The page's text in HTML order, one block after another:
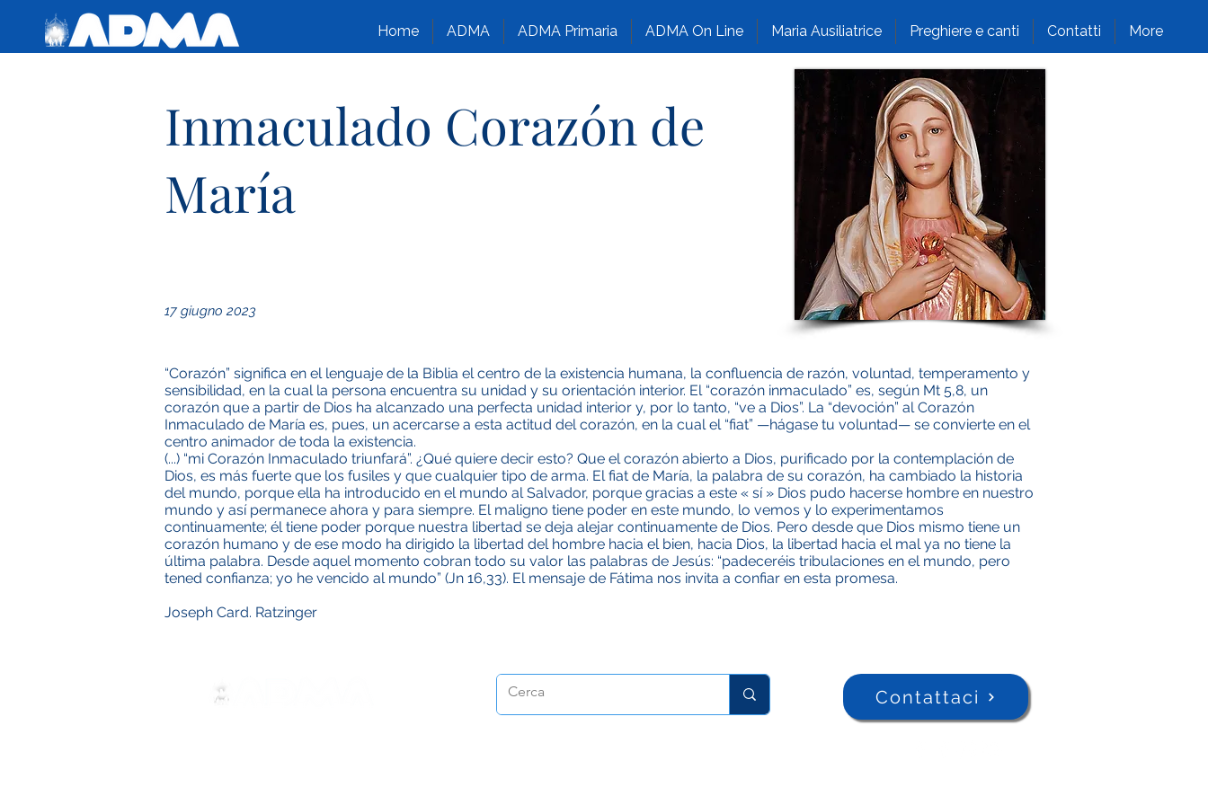
Home ADMA ADMA Primaria ADMA On Line Maria Ausiliatrice Preghiere e canti Contatti More
Inmaculado Corazón de
María
17 giugno 2023
“Corazón” significa en el lenguaje de la Biblia el centro de la existencia humana, la confluencia de razón, voluntad, temperamento y
sensibilidad, en la cual la persona encuentra su unidad y su orientación interior. El “corazón inmaculado” es, según Mt 5,8, un
corazón que a partir de Dios ha alcanzado una perfecta unidad interior y, por lo tanto, “ve a Dios”. La “devoción” al Corazón
Inmaculado de María es, pues, un acercarse a esta actitud del corazón, en la cual el “fiat” —hágase tu voluntad— se convierte en el
centro animador de toda la existencia.
(...) “mi Corazón Inmaculado triunfará”. ¿Qué quiere decir esto? Que el corazón abierto a Dios, purificado por la contemplación de
Dios, es más fuerte que los fusiles y que cualquier tipo de arma. El fiat de María, la palabra de su corazón, ha cambiado la historia
del mundo, porque ella ha introducido en el mundo al Salvador, porque gracias a este « sí » Dios pudo hacerse hombre en nuestro
mundo y así permanece ahora y para siempre. El maligno tiene poder en este mundo, lo vemos y lo experimentamos
continuamente; él tiene poder porque nuestra libertad se deja alejar continuamente de Dios. Pero desde que Dios mismo tiene un
corazón humano y de ese modo ha dirigido la libertad del hombre hacia el bien, hacia Dios, la libertad hacia el mal ya no tiene la
última palabra. Desde aquel momento cobran todo su valor las palabras de Jesús: “padeceréis tribulaciones en el mundo, pero
tened confianza; yo he vencido al mundo” (Jn 16,33). El mensaje de Fátima nos invita a confiar en esta promesa.
Joseph Card. Ratzinger
Contattaci